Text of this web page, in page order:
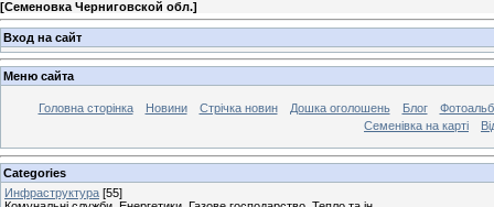
[Семеновка Черниговской обл.]
Вход на сайт
Меню сайта
Головна сторінка Новини Стрічка новин Дошка оголошень Блог
Семенівка на карті
Categories
Инфраструктура [55]